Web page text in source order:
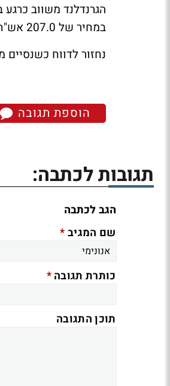
הגרנדלנד משווב
במחיר של 207.0 אש"ח.
נחזור לדווח
הוספת תגובה
תגובות לכתבה:
הגב לכתבה
שם המגיב*
כותרת תגובה*
תוכן התגובה